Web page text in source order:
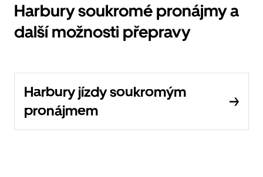
Harbury soukromé pronájmy a
další možnosti přepravy
Harbury jízdy soukromým
pronájmem